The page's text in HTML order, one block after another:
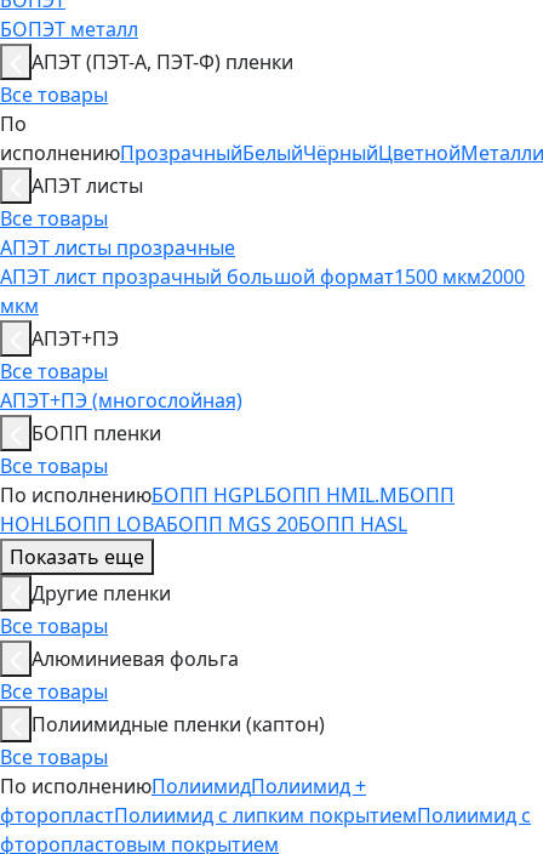
БОПЭТ металл
АПЭТ (ПЭТ-А, ПЭТ-Ф) пленки
Все товары
По
исполнениюПрозрачныйБелыйЧёрныйЦветной
АПЭТ листы
Все товары
АПЭТ листы прозрачные
АПЭТ лист прозрачный большой формат1500 мкм2000
мкм
АПЭТ+ПЭ
Все товары
АПЭТ+ПЭ (многослойная)
БОПП пленки
Все товары
По исполнениюБОПП HGPLБОПП HMIL.MБОПП
HOHLБОПП LOBAБОПП MGS 20БОПП HASL
Показать еще
Другие пленки
Все товары
Алюминиевая фольга
Все товары
Полиимидные пленки (каптон)
Все товары
По исполнениюПолиимидПолиимид +
фторопластПолиимид с липким покрытиемПолиимид с
фторопластовым покрытием